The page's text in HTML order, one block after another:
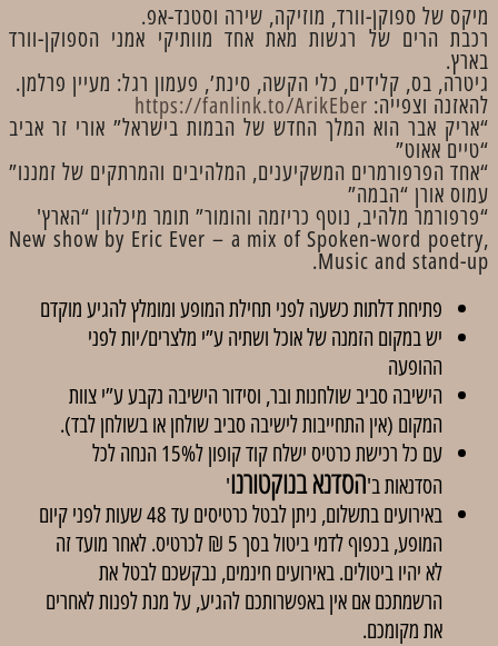
מיקס של ספוקן-וורד, מוזיקה, שירה וסטנד-אפ.
רכבת הרים של רגשות מאת אחד מוותיקי אמני הספוקן-וורד
בארץ.
גיטרה, בס, קלידים, כלי הקשה, סינת’, פעמון רגל: מעיין פרלמן.
להאזנה וצפייה: https://fanlink.to/ArikEber
“אריק אבר הוא המלך החדש של הבמות בישראל” אורי זר אביב
“טיים אאוט”
“אחד הפרפורמרים המשקיענים, המלהיבים והמרתקים של זמננו”
עמוס אורן “הבמה”
“פרפורמר מלהיב, נוטף כריזמה והומור” תומר מיכלזון “הארץ'
New show by Eric Ever – a mix of Spoken-word poetry,
Music and stand-up.
פתיחת דלתות כשעה לפני תחילת המופע ומומלץ להגיע מוקדם
יש במקום הזמנה של אוכל ושתיה ע”י מלצרים/יות לפני
ההופעה
הישיבה סביב שולחנות ובר, וסידור הישיבה נקבע ע”י צוות
המקום (אין התחייבות לישיבה סביב שולחן או בשולחן לבד).
עם כל רכישת כרטיס ישלח קוד קופון ל15% הנחה לכל
הסדנאות ב'הסדנא בנוקטורנו'
באירועים בתשלום, ניתן לבטל כרטיסים עד 48 שעות לפני קיום
המופע, בכפוף לדמי ביטול בסך 5 ₪ לכרטיס. לאחר מועד זה
לא יהיו ביטולים. באירועים חינמים, נבקשכם לבטל את
הרשמתכם אם אין באפשרותכם להגיע, על מנת לפנות לאחרים
את מקומכם.